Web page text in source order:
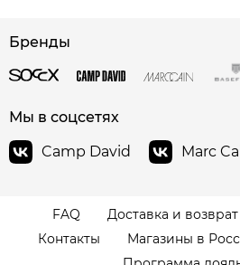
Бренды
Мы в соцсетях
Camp David
Marc
FAQ Доставка и возврат
Контакты
Магазины в